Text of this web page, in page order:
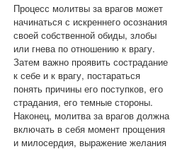
Процесс молитвы за врагов может
начинаться с искреннего осознания
своей собственной обиды, злобы
или гнева по отношению к врагу.
Затем важно проявить сострадание
к себе и к врагу, постараться
понять причины его поступков, его
страдания, его темные стороны.
Наконец, молитва за врагов должна
включать в себя момент прощения
и милосердия, выражение желания